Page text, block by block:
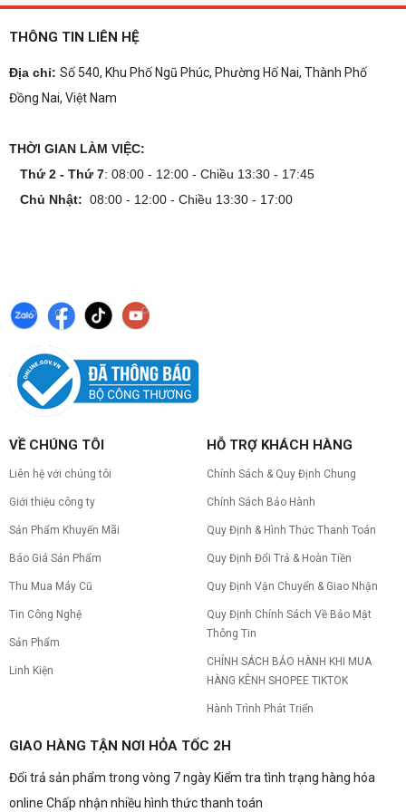
hình mạnh, tối ưu chi phí, test máy tại chỗ. Khám
hiểu
dễ hiểu
Hướng dẫn kiểm tra tương thích linh kiện PC trước
tăng hiệu năng tối đa? Xem ngay thứ tự ưu tiên
nâng cấp linh kiện PC chi tiết trong bài viết này!
PC gaming nóng quạt kêu to: Nguyên
nhân và Cách khắc phục
nguyên nhân và cách khắc phục hiệu quả để máy
hoạt động êm ái.
CPU AMD Ryzen 7 7700X3D full box mới
với công nghệ 3D V-Cache đỉnh cao, mang lại
hiệu năng chơi game vượt trội. Khám phá chi tiết
10 Nguyên nhân khiến PC gaming bị tụt
FPS thường gặp
PC gaming bị tụt FPS sau một thời gian? Tìm hiểu
10 nguyên nhân khiến máy tụt FPS khi chơi game
và cách kiểm tra, khắc phục từng bước tại Vi Tính
Nguyễn Thắng.
NVIDIA Hoãn Ra Mắt Dòng RTX 50
bến nhà máy của các đối tác. Nguyên nhân chính
nhớ GDDR7 3GB, khi chi phí cao gấp 3 lần so với
4 mẫu card bị ảnh hưởng, bài toán kinh tế của
Build PC gaming 30 triệu: Cấu hình
khủng, đáng xuống tiền
THÔNG TIN LIÊN HỆ
Địa chỉ: Số 540, Khu Phố Ngũ Phúc, Phường Hố Nai, Thành Phố
Đồng Nai, Việt Nam
THỜI GIAN LÀM VIỆC:
Thứ 2 - Thứ 7: 08:00 - 12:00 - Chiều 13:30 - 17:45
Chủ Nhật: 08:00 - 12:00 - Chiều 13:30 - 17:00
VỀ CHÚNG TÔI
Liên hệ với chúng tôi
Giới thiệu công ty
Sản Phẩm Khuyến Mãi
Báo Giá Sản Phẩm
Thu Mua Máy Cũ
Tin Công Nghệ
Sản Phẩm
Linh Kiện
HỖ TRỢ KHÁCH HÀNG
Chính Sách & Quy Định Chung
Chính Sách Bảo Hành
Quy Định & Hình Thức Thanh Toán
Quy Định Đổi Trả & Hoàn Tiền
Quy Định Vận Chuyển & Giao Nhận
Quy Định Chính Sách Về Bảo Mật
Thông Tin
CHÍNH SÁCH BẢO HÀNH KHI MUA
HÀNG KÊNH SHOPEE TIKTOK
Hành Trình Phát Triển
GIAO HÀNG TẬN NƠI HỎA TỐC 2H
Đổi trả sản phẩm trong vòng 7 ngày Kiểm tra tình trạng hàng hóa
online Chấp nhận nhiều hình thức thanh toán